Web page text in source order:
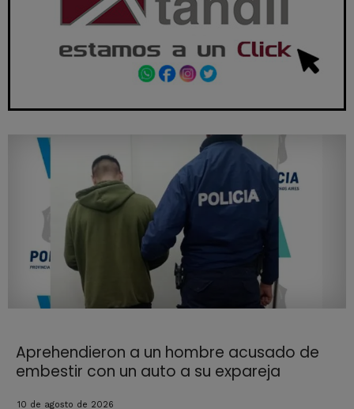
Aprehendieron a un hombre acusado de
embestir con un auto a su expareja
10 de agosto de 2026